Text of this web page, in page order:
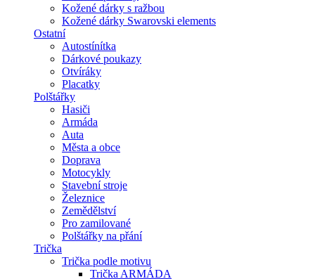
Kožené dárky s ražbou
Kožené dárky Swarovski elements
Ostatní
Autostínítka
Dárkové poukazy
Otvíráky
Placatky
Polštářky
Hasiči
Armáda
Auta
Města a obce
Doprava
Motocykly
Stavební stroje
Železnice
Zemědělství
Pro zamilované
Polštářky na přání
Trička
Trička podle motivu
Trička ARMÁDA